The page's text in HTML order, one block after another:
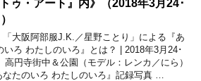
トゥ・アート』内》（2018年3月24･
「大阪阿部服J.K.／星野ことり」による『あ
いろ わたしのいろ』とは？ | 2018年3月24･
円寺街中＆公園（モデル：レンカ／にら）
なたのいろ わたしのいろ』記録写真 …